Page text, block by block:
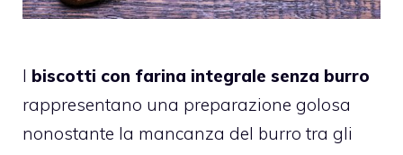
I biscotti con farina integrale senza burro
rappresentano una preparazione golosa
nonostante la mancanza del burro tra gli